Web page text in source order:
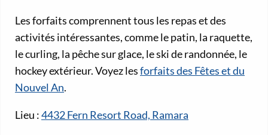
Les forfaits comprennent tous les repas et des
activités intéressantes, comme le patin, la raquette,
le curling, la pêche sur glace, le ski de randonnée, le
hockey extérieur. Voyez lesforfaits des Fêtes et du
Nouvel An.
Lieu :4432 Fern Resort Road, Ramara